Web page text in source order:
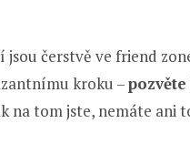
čerstvě ve friend
kroku –
na tom jste, nemáte ani